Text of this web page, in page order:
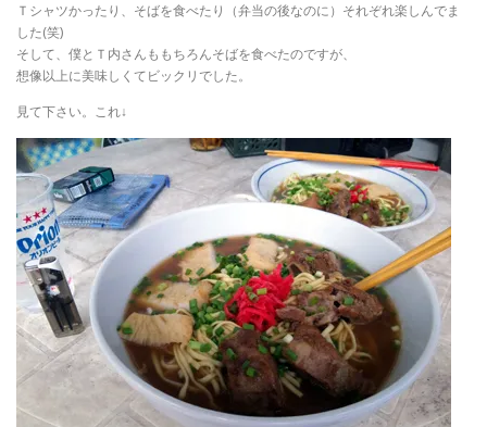
Ｔシャツかったり、そばを食べたり（弁当の後なのに）それぞれ楽しんでま
した(笑)
そして、僕とＴ内さんももちろんそばを食べたのですが、
想像以上に美味しくてビックリでした。
見て下さい。これ↓